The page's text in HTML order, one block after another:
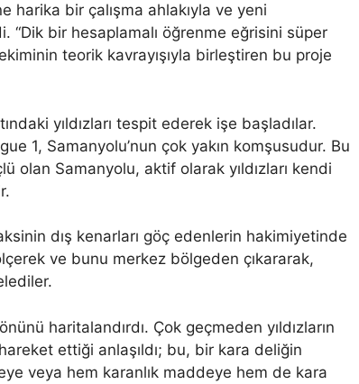
harika bir çalışma ahlakıyla ve yeni
bir hesaplamalı öğrenme eğrisini süper
teorik kavrayışıyla birleştiren bu proje
yıldızları tespit ederek işe başladılar.
1, Samanyolu’nun çok yakın komşusudur. Bu
olan Samanyolu, aktif olarak yıldızları kendi
dış kenarları göç edenlerin hakimiyetinde
ve bunu merkez bölgeden çıkararak,
haritalandırdı. Çok geçmeden yıldızların
ettiği anlaşıldı; bu, bir kara deliğin
veya hem karanlık maddeye hem de kara